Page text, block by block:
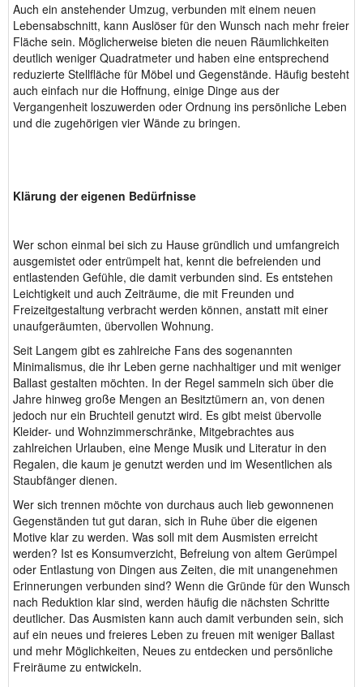
Auch ein anstehender Umzug, verbunden mit einem neuen
Lebensabschnitt, kann Auslöser für den Wunsch nach mehr freier
Fläche sein. Möglicherweise bieten die neuen Räumlichkeiten
deutlich weniger Quadratmeter und haben eine entsprechend
reduzierte Stellfläche für Möbel und Gegenstände. Häufig besteht
auch einfach nur die Hoffnung, einige Dinge aus der
Vergangenheit loszuwerden oder Ordnung ins persönliche Leben
und die zugehörigen vier Wände zu bringen.
Klärung der eigenen Bedürfnisse
Wer schon einmal bei sich zu Hause gründlich und umfangreich
ausgemistet oder entrümpelt hat, kennt die befreienden und
entlastenden Gefühle, die damit verbunden sind. Es entstehen
Leichtigkeit und auch Zeiträume, die mit Freunden und
Freizeitgestaltung verbracht werden können, anstatt mit einer
unaufgeräumten, übervollen Wohnung.
Seit Langem gibt es zahlreiche Fans des sogenannten
Minimalismus, die ihr Leben gerne nachhaltiger und mit weniger
Ballast gestalten möchten. In der Regel sammeln sich über die
Jahre hinweg große Mengen an Besitztümern an, von denen
jedoch nur ein Bruchteil genutzt wird. Es gibt meist übervolle
Kleider- und Wohnzimmerschränke, Mitgebrachtes aus
zahlreichen Urlauben, eine Menge Musik und Literatur in den
Regalen, die kaum je genutzt werden und im Wesentlichen als
Staubfänger dienen.
Wer sich trennen möchte von durchaus auch lieb gewonnenen
Gegenständen tut gut daran, sich in Ruhe über die eigenen
Motive klar zu werden. Was soll mit dem Ausmisten erreicht
werden? Ist es Konsumverzicht, Befreiung von altem Gerümpel
oder Entlastung von Dingen aus Zeiten, die mit unangenehmen
Erinnerungen verbunden sind? Wenn die Gründe für den Wunsch
nach Reduktion klar sind, werden häufig die nächsten Schritte
deutlicher. Das Ausmisten kann auch damit verbunden sein, sich
auf ein neues und freieres Leben zu freuen mit weniger Ballast
und mehr Möglichkeiten, Neues zu entdecken und persönliche
Freiräume zu entwickeln.